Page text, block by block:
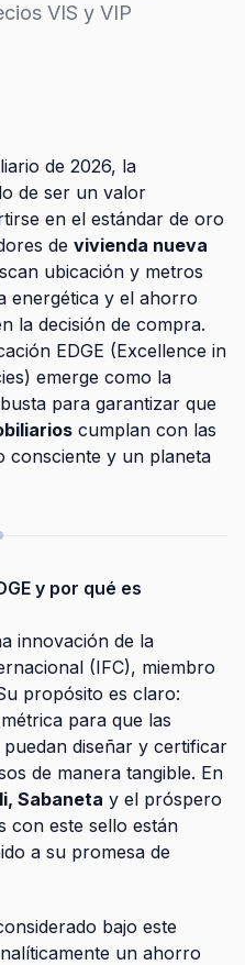
VIS y VIP
de 2026, la
de ser un valor
en el estándar de oro
de vivienda nueva
ubicación y metros
energética y el ahorro
la decisión de compra.
EDGE (Excellence in
emerge como la
para garantizar que
cumplan con las
consciente y un planeta
y por qué es
innovación de la
(IFC), miembro
propósito es claro:
para que las
diseñar y certificar
de manera tangible. En
Sabaneta y el próspero
con este sello están
a su promesa de
bajo este
un ahorro